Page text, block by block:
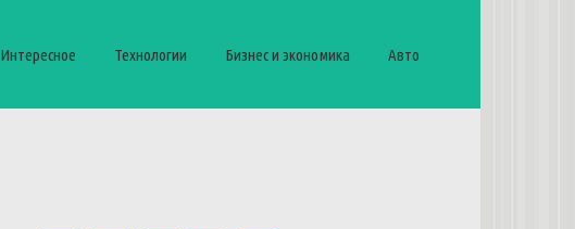
Интересное Технологии Бизнес и экономика Авто